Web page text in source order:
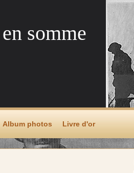
somme
Album photos Livre d'or